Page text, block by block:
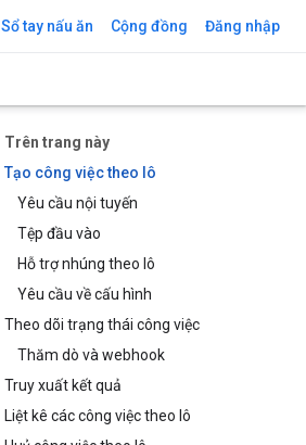
Sổ tay nấu ăn Cộng đồng Đăng nhập
Trên trang này
Tạo công việc theo lô
Yêu cầu nội tuyến
Tệp đầu vào
Hỗ trợ nhúng theo lô
Yêu cầu về cấu hình
Theo dõi trạng thái công việc
Thăm dò và webhook
Truy xuất kết quả
Liệt kê các công việc theo lô